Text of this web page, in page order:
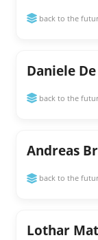
back to the
Daniele
back to the
Andreas
back to the
Lothar